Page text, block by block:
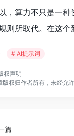
，算力不只是一
则所取代。在这个
# AI提示词
权声明
版权归作者所有，未经允许
篇